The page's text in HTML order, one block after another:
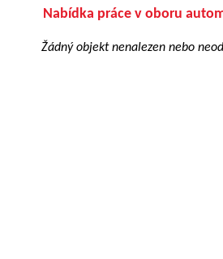
Nabídka práce v oboru
Žádný objekt nenalezen nebo